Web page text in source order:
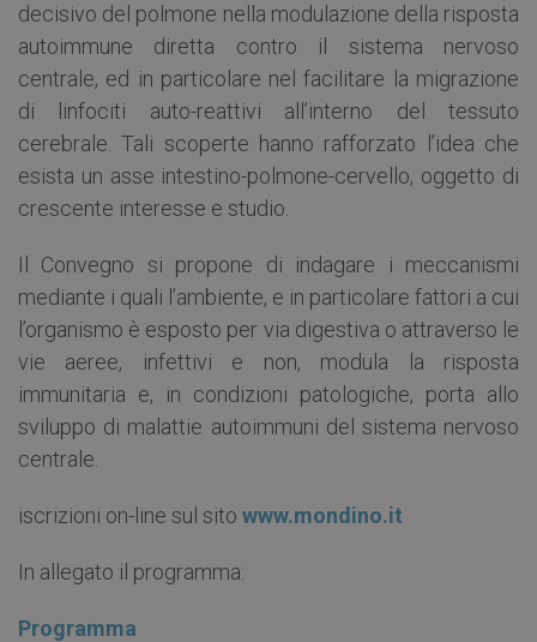
decisivo del polmone nella modulazione della risposta
autoimmune diretta contro il sistema nervoso
centrale, ed in particolare nel facilitare la migrazione
di linfociti auto-reattivi all’interno del tessuto
cerebrale. Tali scoperte hanno rafforzato l’idea che
esista un asse intestino-polmone-cervello, oggetto di
crescente interesse e studio.
Il Convegno si propone di indagare i meccanismi
mediante i quali l’ambiente, e in particolare fattori a cui
l’organismo è esposto per via digestiva o attraverso le
vie aeree, infettivi e non, modula la risposta
immunitaria e, in condizioni patologiche, porta allo
sviluppo di malattie autoimmuni del sistema nervoso
centrale.
iscrizioni on-line sul sito www.mondino.it
In allegato il programma:
Programma